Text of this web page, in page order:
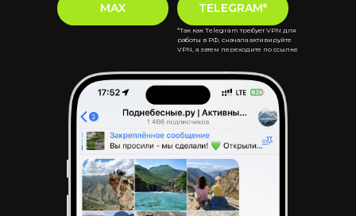
TELEGRAM*
MAX
*Так как Telegram требует VPN для
работы в РФ, сначала активируйте
VPN, а затем переходите по ссылке